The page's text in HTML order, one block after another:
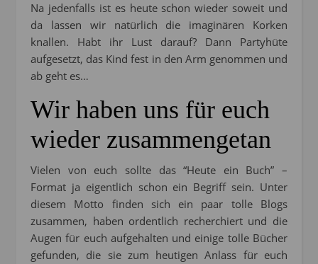
Na jedenfalls ist es heute schon wieder soweit und
da lassen wir natürlich die imaginären Korken
knallen. Habt ihr Lust darauf? Dann Partyhüte
aufgesetzt, das Kind fest in den Arm genommen und
ab geht es…
Wir haben uns für euch
wieder zusammengetan
Vielen von euch sollte das “Heute ein Buch” –
Format ja eigentlich schon ein Begriff sein. Unter
diesem Motto finden sich ein paar tolle Blogs
zusammen, haben ordentlich recherchiert und die
Augen für euch aufgehalten und einige tolle Bücher
gefunden, die sie zum heutigen Anlass für euch